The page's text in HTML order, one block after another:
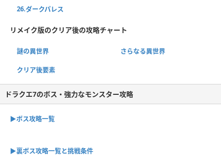
26.ダークパレス
リメイク版のクリア後の攻略チャート
謎の異世界 さらなる異世界
クリア後要素
ドラクエ7のボス・強力なモンスター攻略
▶ボス攻略一覧
▶裏ボス攻略一覧と挑戦条件